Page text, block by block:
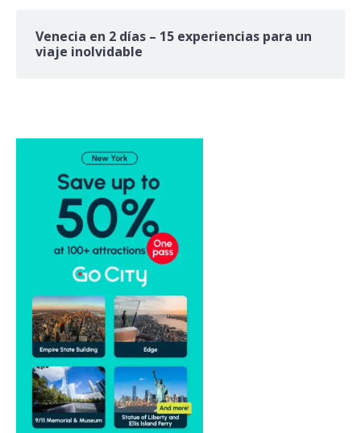
Venecia en 2 días – 15 experiencias para un
viaje inolvidable